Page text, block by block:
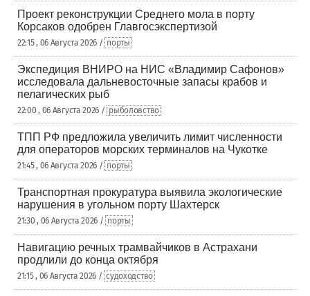
Проект реконструкции Среднего мола в порту
Корсаков одобрен Главгосэкспертизой
22:15 , 06 Августа 2026 / порты
Экспедиция ВНИРО на НИС «Владимир Сафонов»
исследовала дальневосточные запасы крабов и
пелагических рыб
22:00 , 06 Августа 2026 / рыболовство
ТПП РФ предложила увеличить лимит численности
для операторов морских терминалов на Чукотке
21:45 , 06 Августа 2026 / порты
Транспортная прокуратура выявила экологические
нарушения в угольном порту Шахтерск
21:30 , 06 Августа 2026 / порты
Навигацию речных трамвайчиков в Астрахани
продлили до конца октября
21:15 , 06 Августа 2026 / судоходство